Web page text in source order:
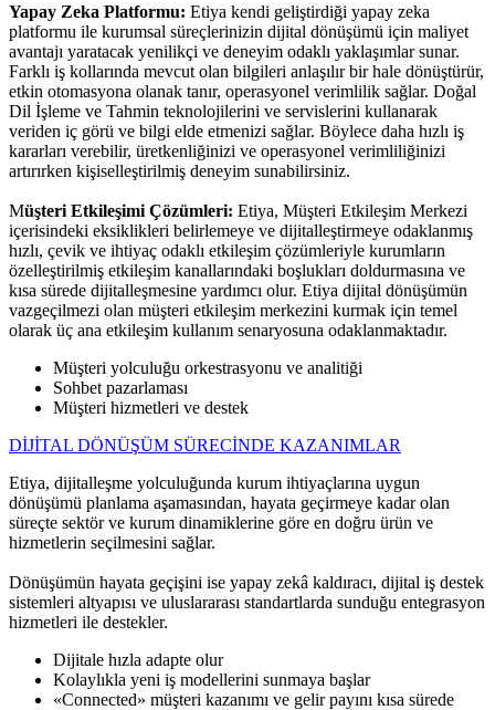
Yapay Zeka Platformu: Etiya kendi geliştirdiği yapay zeka
platformu ile kurumsal süreçlerinizin dijital dönüşümü için maliyet
avantajı yaratacak yenilikçi ve deneyim odaklı yaklaşımlar sunar.
Farklı iş kollarında mevcut olan bilgileri anlaşılır bir hale dönüştürür,
etkin otomasyona olanak tanır, operasyonel verimlilik sağlar. Doğal
Dil İşleme ve Tahmin teknolojilerini ve servislerini kullanarak
veriden iç görü ve bilgi elde etmenizi sağlar. Böylece daha hızlı iş
kararları verebilir, üretkenliğinizi ve operasyonel verimliliğinizi
artırırken kişiselleştirilmiş deneyim sunabilirsiniz.
Müşteri Etkileşimi Çözümleri: Etiya, Müşteri Etkileşim Merkezi
içerisindeki eksiklikleri belirlemeye ve dijitalleştirmeye odaklanmış
hızlı, çevik ve ihtiyaç odaklı etkileşim çözümleriyle kurumların
özelleştirilmiş etkileşim kanallarındaki boşlukları doldurmasına ve
kısa sürede dijitalleşmesine yardımcı olur. Etiya dijital dönüşümün
vazgeçilmezi olan müşteri etkileşim merkezini kurmak için temel
olarak üç ana etkileşim kullanım senaryosuna odaklanmaktadır.
Müşteri yolculuğu orkestrasyonu ve analitiği
Sohbet pazarlaması
Müşteri hizmetleri ve destek
DİJİTAL DÖNÜŞÜM SÜRECİNDE KAZANIMLAR
Etiya, dijitalleşme yolculuğunda kurum ihtiyaçlarına uygun
dönüşümü planlama aşamasından, hayata geçirmeye kadar olan
süreçte sektör ve kurum dinamiklerine göre en doğru ürün ve
hizmetlerin seçilmesini sağlar.
Dönüşümün hayata geçişini ise yapay zekâ kaldıracı, dijital iş destek
sistemleri altyapısı ve uluslararası standartlarda sunduğu entegrasyon
hizmetleri ile destekler.
Dijitale hızla adapte olur
Kolaylıkla yeni iş modellerini sunmaya başlar
«Connected» müşteri kazanımı ve gelir payını kısa sürede